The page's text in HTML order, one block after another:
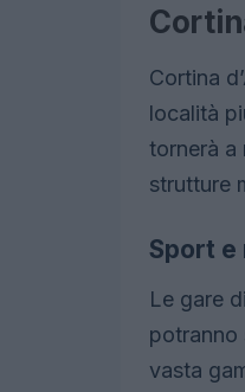
Cortina
località
tornerà a
strutture
Sport e
Le gare di
potranno
vasta